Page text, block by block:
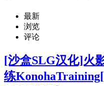
最新
浏览
评论
[沙盒SLG汉化]火
练